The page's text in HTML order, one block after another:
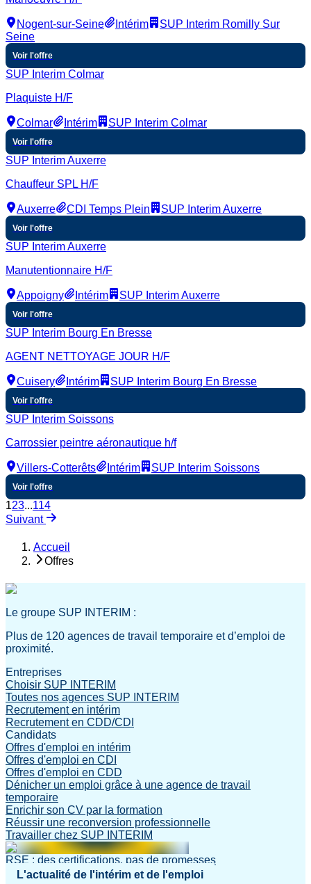
Nogent-sur-Seine Intérim
SUP Interim Romilly Sur
Seine
Voir l'offre
SUP Interim Colmar
Plaquiste H/F
Colmar Intérim SUP Interim Colmar
Voir l'offre
SUP Interim Auxerre
Chauffeur SPL H/F
Auxerre CDI Temps Plein SUP Interim Auxerre
Voir l'offre
SUP Interim Auxerre
Manutentionnaire H/F
Appoigny Intérim SUP Interim Auxerre
Voir l'offre
SUP Interim Bourg En Bresse
AGENT NETTOYAGE JOUR H/F
Cuisery Intérim SUP Interim Bourg En Bresse
Voir l'offre
SUP Interim Soissons
Carrossier peintre aéronautique h/f
Villers-Cotterêts Intérim SUP Interim Soissons
Voir l'offre
123...114
Suivant
Accueil
Offres
Le groupe SUP INTERIM :
Plus de 120 agences de travail temporaire et d’emploi de
proximité.
Entreprises
Choisir SUP INTERIM
Toutes nos agences SUP INTERIM
Recrutement en intérim
Recrutement en CDD/CDI
Candidats
Offres d'emploi en intérim
Offres d'emploi en CDI
Offres d'emploi en CDD
Dénicher un emploi grâce à une agence de travail
temporaire
Enrichir son CV par la formation
Réussir une reconversion professionnelle
Travailler chez SUP INTERIM
RSE : des certifications, pas de promesses
L'actualité de l'intérim et de l'emploi